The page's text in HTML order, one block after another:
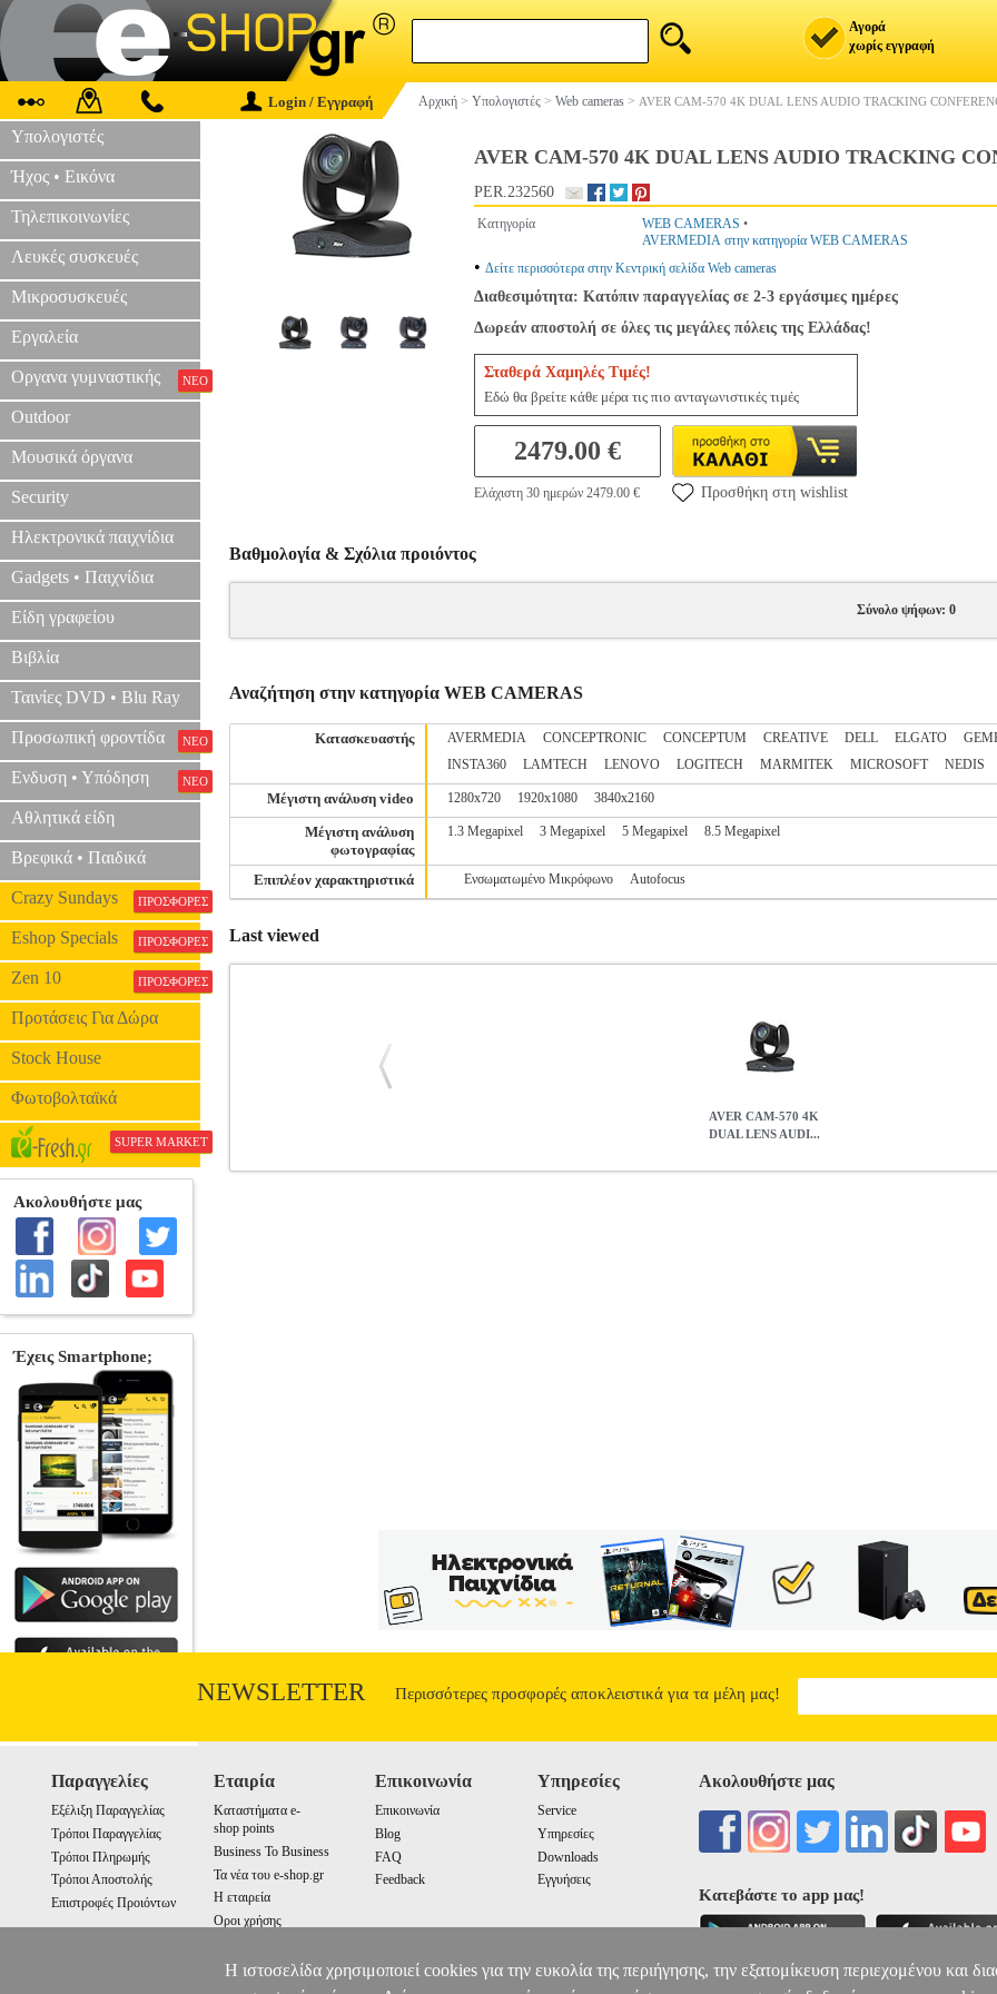
Αγορά
χωρίς εγγραφή
Login / Εγγραφή Αρχική > Υπολογιστές > Web cameras > AVER CAM-570 4K DUAL LENS AUDIO TRACKING
Υπολογιστές
Ήχος • Εικόνα
Τηλεπικοινωνίες
Λευκές συσκευές
Μικροσυσκευές
Εργαλεία
Οργανα γυμναστικής ΝΕΟ
Outdoor
Μουσικά όργανα
Security
Ηλεκτρονικά παιχνίδια
Gadgets • Παιχνίδια
Είδη γραφείου
Βιβλία
Ταινίες DVD • Blu Ray
Προσωπική φροντίδα ΝΕΟ
Ενδυση • Υπόδηση ΝΕΟ
Αθλητικά είδη
Βρεφικά • Παιδικά
Crazy Sundays ΠΡΟΣΦΟΡΕΣ
Eshop Specials ΠΡΟΣΦΟΡΕΣ
Zen 10 ΠΡΟΣΦΟΡΕΣ
Προτάσεις Για Δώρα
Stock House
Φωτοβολταϊκά
SUPER MARKET
AVER CAM-570 4K DUAL LENS AUDIO TRACKING
PER.232560
Κατηγορία WEB CAMERAS •
AVERMEDIA στην κατηγορία WEB CAMERAS
• Δείτε περισσότερα στην Κεντρική σελίδα Web cameras
Διαθεσιμότητα: Κατόπιν παραγγελίας σε 2-3 εργάσιμες ημέρες
Δωρεάν αποστολή σε όλες τις μεγάλες πόλεις της Ελλάδας!
Σταθερά Χαμηλές Τιμές!
Εδώ θα βρείτε κάθε μέρα τις πιο ανταγωνιστικές τιμές
2479.00 €
Ελάχιστη 30 ημερών 2479.00 € Προσθήκη στη wishlist
Βαθμολογία & Σχόλια προιόντος
Σύνολο ψήφων: 0
Αναζήτηση στην κατηγορία WEB CAMERAS
Κατασκευαστής AVERMEDIA CONCEPTRONIC CONCEPTUM CREATIVE DELL ELGATO
INSTA360
LAMTECH LENOVO LOGITECH MARMITEK MICROSOFT NEDIS
Μέγιστη ανάλυση video 1280x720 1920x1080 3840x2160
Μέγιστη ανάλυση
φωτογραφίας
1.3 Megapixel 3 Megapixel 5 Megapixel 8.5 Megapixel
Επιπλέον χαρακτηριστικά Ενσωματωμένο Μικρόφωνο Autofocus
Last viewed
AVER CAM-570 4K
DUAL LENS AUDI...
NEWSLETTER Περισσότερες προσφορές αποκλειστικά για τα μέλη μας!
Παραγγελίες
Εξέλιξη Παραγγελίας
Τρόποι Παραγγελίας
Τρόποι Πληρωμής
Τρόποι Αποστολής
Επιστροφές Προιόντων
Εταιρία
Καταστήματα e-
shop points
Business To Business
Τα νέα του e-shop.gr
Η εταιρεία
Οροι χρήσης
Επικοινωνία
Επικοινωνία
Blog
FAQ
Feedback
Υπηρεσίες
Service
Υπηρεσίες
Downloads
Εγγυήσεις
Ακολουθήστε μας
Κατεβάστε το app μας!
Η ιστοσελίδα χρησιμοποιεί cookies για την ευκολία της περιήγησης, την εξατομίκευση περιεχομένου και